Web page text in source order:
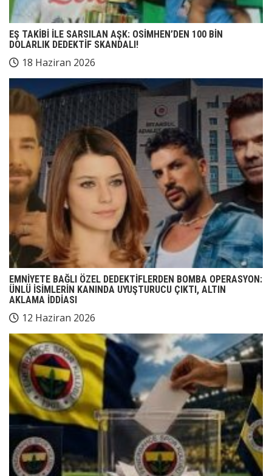
EŞ TAKİBİ İLE SARSILAN AŞK: OSİMHEN’DEN 100 BİN
DOLARLIK DEDEKTİF SKANDALI!
18 Haziran 2026
EMNİYETE BAĞLI ÖZEL DEDEKTİFLERDEN BOMBA OPERASYON:
ÜNLÜ İSİMLERİN KANINDA UYUŞTURUCU ÇIKTI, ALTIN
AKLAMA İDDİASI
12 Haziran 2026